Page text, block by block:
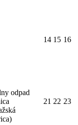
14 15 16
odpad
21 22 23